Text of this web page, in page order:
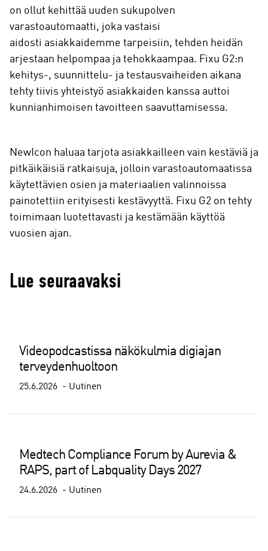
on ollut kehittää uuden sukupolven
varastoautomaatti, joka vastaisi
aidosti asiakkaidemme tarpeisiin, tehden heidän
arjestaan helpompaa ja tehokkaampaa. Fixu G2:n
kehitys-, suunnittelu- ja testausvaiheiden aikana
tehty tiivis yhteistyö asiakkaiden kanssa auttoi
kunnianhimoisen tavoitteen saavuttamisessa.
NewIcon haluaa tarjota asiakkailleen vain kestäviä ja
pitkäikäisiä ratkaisuja, jolloin varastoautomaatissa
käytettävien osien ja materiaalien valinnoissa
painotettiin erityisesti kestävyyttä. Fixu G2 on tehty
toimimaan luotettavasti ja kestämään käyttöä
vuosien ajan.
Lue seuraavaksi
Videopodcastissa näkökulmia digiajan
terveydenhuoltoon
25.6.2026 Uutinen
Medtech Compliance Forum by Aurevia &
RAPS, part of Labquality Days 2027
24.6.2026 Uutinen